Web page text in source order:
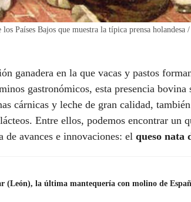
Países Bajos que muestra la típica prensa
ganadera en la que vacas y pastos
gastronómicos, esta presencia bovina
cárnicas y leche de gran calidad,
Entre ellos, podemos encontrar un
de avances e innovaciones: el queso nata
(León), la última mantequería con molino de